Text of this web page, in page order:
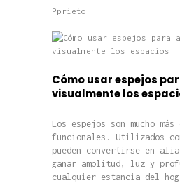
Pprieto
Cómo usar espejos
visualmente los
Los espejos son mucho más
funcionales. Utilizados
pueden convertirse en
ganar amplitud, luz y
cualquier estancia del